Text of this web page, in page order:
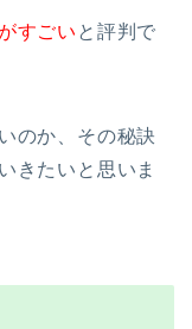
すごい と評判で
のか、その秘訣
きたいと思いま